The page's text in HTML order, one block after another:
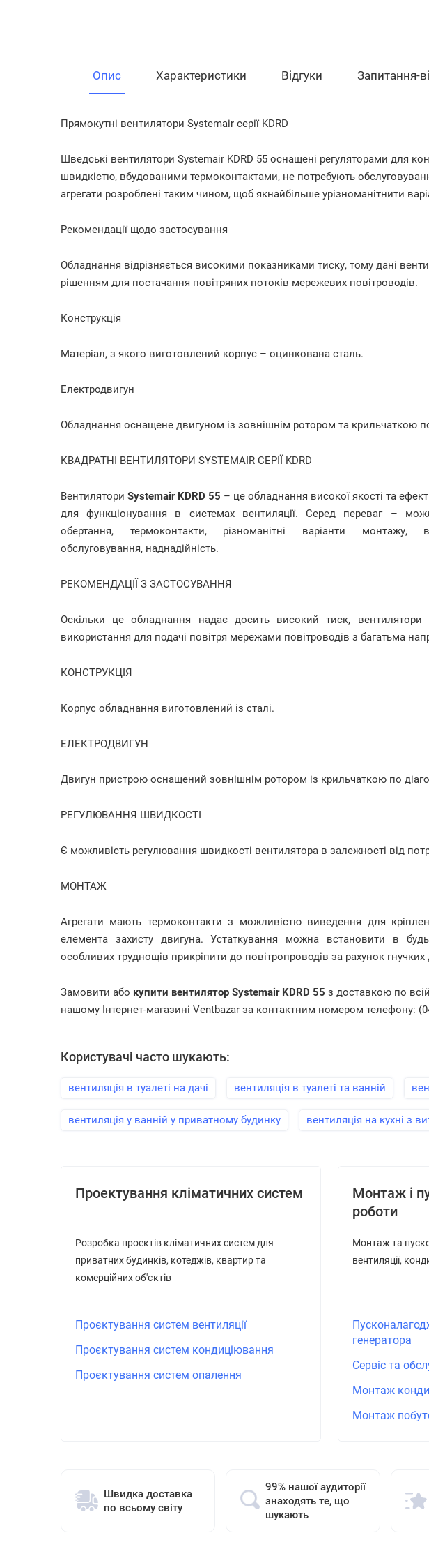
Опис Характеристики Відгуки Запитання-
Прямокутні вентилятори Systemair серії KDRD
Шведські вентилятори Systemair KDRD 55 оснащені регуляторами для
швидкістю, вбудованими термоконтактами, не потребують
агрегати розроблені таким чином, щоб якнайбільше урізноманітнити
Рекомендації щодо застосування
Обладнання відрізняється високими показниками тиску, тому дані
рішенням для постачання повітряних потоків мережевих повітроводів.
Конструкція
Матеріал, з якого виготовлений корпус – оцинкована сталь.
Електродвигун
Обладнання оснащене двигуном із зовнішнім ротором та крильчаткою по
КВАДРАТНІ ВЕНТИЛЯТОРИ SYSTEMAIR СЕРІЇ KDRD
Вентилятори Systemair KDRD 55 – це обладнання високої якості та
для функціонування в системах вентиляції. Серед переваг –
обертання, термоконтакти, різноманітні варіанти монтажу,
обслуговування, наднадійність.
РЕКОМЕНДАЦІЇ З ЗАСТОСУВАННЯ
Оскільки це обладнання надає досить високий тиск, вентилятори
використання для подачі повітря мережами повітроводів з багатьма
КОНСТРУКЦІЯ
Корпус обладнання виготовлений із сталі.
ЕЛЕКТРОДВИГУН
Двигун пристрою оснащений зовнішнім ротором із крильчаткою по
РЕГУЛЮВАННЯ ШВИДКОСТІ
Є можливість регулювання швидкості вентилятора в залежності від
МОНТАЖ
Агрегати мають термоконтакти з можливістю виведення для
елемента захисту двигуна. Устаткування можна встановити в
особливих труднощів прикріпити до повітропроводів за рахунок гнучких
Замовити або купити вентилятор Systemair KDRD 55 з доставкою по
нашому Інтернет-магазині Ventbazar за контактним номером телефону:
Користувачі часто шукають:
вентиляція в туалеті на дачі вентиляція в туалеті та ванній
вентиляція у ванній у приватному будинку вентиляція на кухні з
Проектування кліматичних систем
Розробка проектів кліматичних систем для
приватних будинків, котеджів, квартир та
комерційних об'єктів
Проєктування систем вентиляції
Проєктування систем кондиціювання
Проєктування систем опалення
Монтаж і
роботи
Монтаж та
вентиляції,
генератора
Сервіс та
Монтаж
Монтаж
Швидка доставка
по всьому світу
99% нашої аудиторії
знаходять те, що
шукають